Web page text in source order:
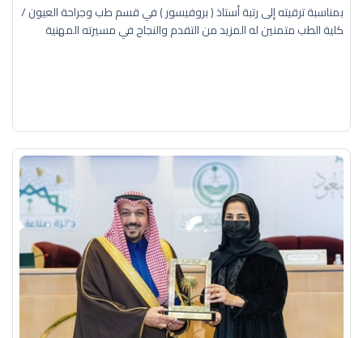
بمناسبة ترقيته إلى رتبة أستاذ ( بروفيسور ) في قسم طب وجراحة العيون /
كلية الطب متمنين له المزيد من التقدم والنجاح في مسيرته المهنية